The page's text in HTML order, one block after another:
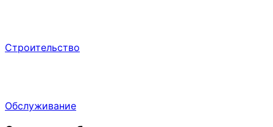
Строительство
Обслуживание